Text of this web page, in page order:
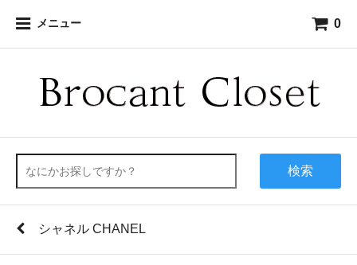
メニュー 0
検索
シャネル CHANEL